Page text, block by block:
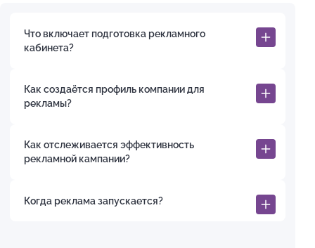
Что включает подготовка рекламного
кабинета?
Как создаётся профиль компании для
рекламы?
Как отслеживается эффективность
рекламной кампании?
Когда реклама запускается?